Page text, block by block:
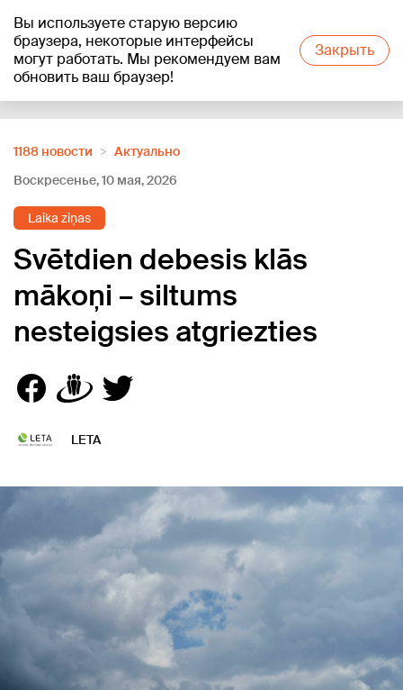
Вы используете старую версию
браузера, некоторые интерфейсы
могут работать. Мы рекомендуем вам
обновить ваш браузер!
Закрыть
+20°C
1188 новости
Актуально
Воскресенье, 10 мая, 2026
Laika ziņas
Svētdien debesis klās
mākoņi – siltums
nesteigsies atgriezties
LETA